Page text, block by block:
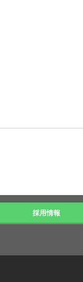
採用情報